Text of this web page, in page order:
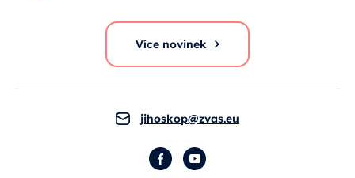
Více novinek
jihoskop@zvas.eu
FacebookYouTube